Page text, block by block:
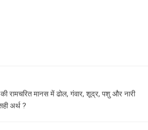
रामचरित मानस में ढोल, गंवार, शूद्र, पशु और नारी
अर्थ ?